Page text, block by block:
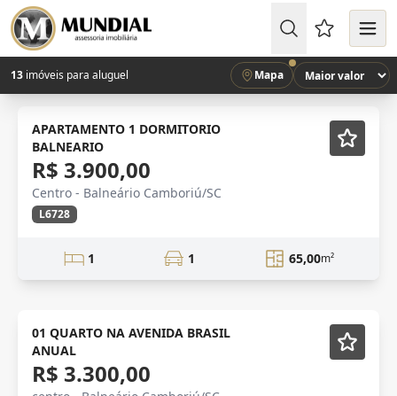
Favoritos
13 imóveis para aluguel Mapa
LOCAÇÃO Mobiliado
APARTAMENTO 1 DORMITORIO
BALNEARIO
R$ 3.900,00
Centro - Balneário Camboriú/SC
L6728
1 1 65,00m²
anual Mobiliado
01 QUARTO NA AVENIDA BRASIL
ANUAL
R$ 3.300,00